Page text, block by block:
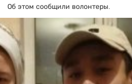
Об этом сообщили волонтеры.